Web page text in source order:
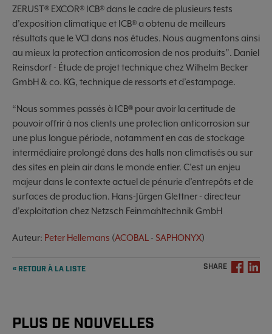
ZERUST® EXCOR® ICB® dans le cadre de plusieurs tests
d’exposition climatique et ICB® a obtenu de meilleurs
résultats que le VCI dans nos études. Nous augmentons ainsi
au mieux la protection anticorrosion de nos produits”. Daniel
Reinsdorf - Étude de projet technique chez Wilhelm Becker
GmbH & co. KG, technique de ressorts et d’estampage.
“Nous sommes passés à ICB® pour avoir la certitude de
pouvoir offrir à nos clients une protection anticorrosion sur
une plus longue période, notamment en cas de stockage
intermédiaire prolongé dans des halls non climatisés ou sur
des sites en plein air dans le monde entier. C’est un enjeu
majeur dans le contexte actuel de pénurie d’entrepôts et de
surfaces de production. Hans-Jürgen Glettner - directeur
d’exploitation chez Netzsch Feinmahltechnik GmbH
Auteur: Peter Hellemans (ACOBAL - SAPHONYX)
« RETOUR À LA LISTE SHARE
PLUS DE NOUVELLES